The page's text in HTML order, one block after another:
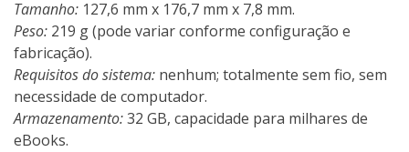
Tamanho: 127,6 mm x 176,7 mm x 7,8 mm.
Peso: 219 g (pode variar conforme configuração e
fabricação).
Requisitos do sistema: nenhum; totalmente sem fio, sem
necessidade de computador.
Armazenamento:32 GB, capacidade para milhares de
eBooks.